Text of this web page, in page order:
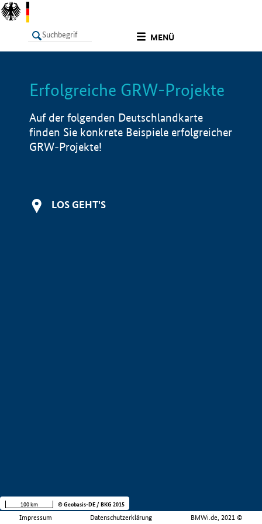
MENÜ
LISTE Info
Erfolgreiche GRW-Projekte
Auf der folgenden Deutschlandkarte
finden Sie konkrete Beispiele erfolgreicher
GRW-Projekte!
LOS GEHT'S
Impressum Datenschutzerklärung BMWi.de, 2021 ©
100 km © Geobasis-DE / BKG 2015